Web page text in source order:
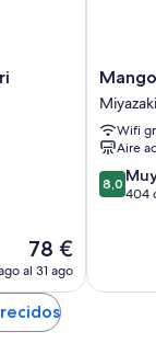
digitales
El
precio
actual
es
de
78 €
al 31 ago
Mango
Hotel
Miyazaki
Miyazaki
Miyazaki
Wifi
Aire
8.0
sobre
8,0
404